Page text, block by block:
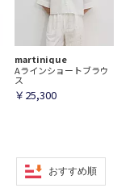
martinique
Aラインショートブラウ
ス
￥25,300
おすすめ順